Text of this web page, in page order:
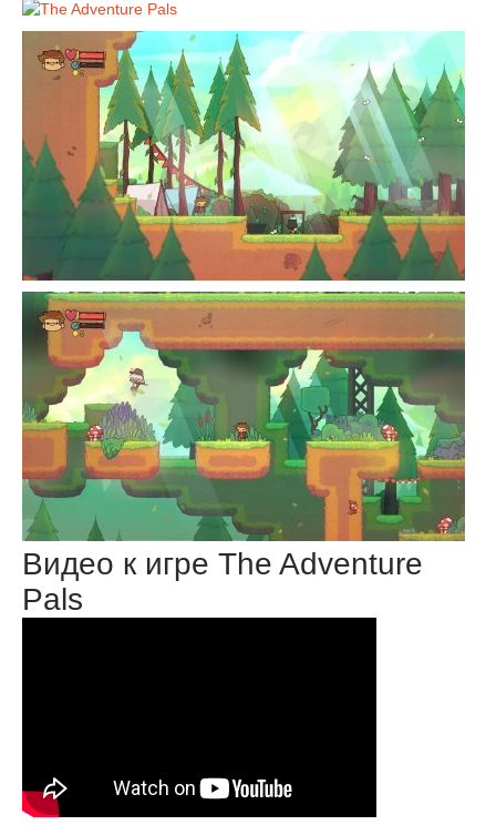
Видео к игре The Adventure
Pals